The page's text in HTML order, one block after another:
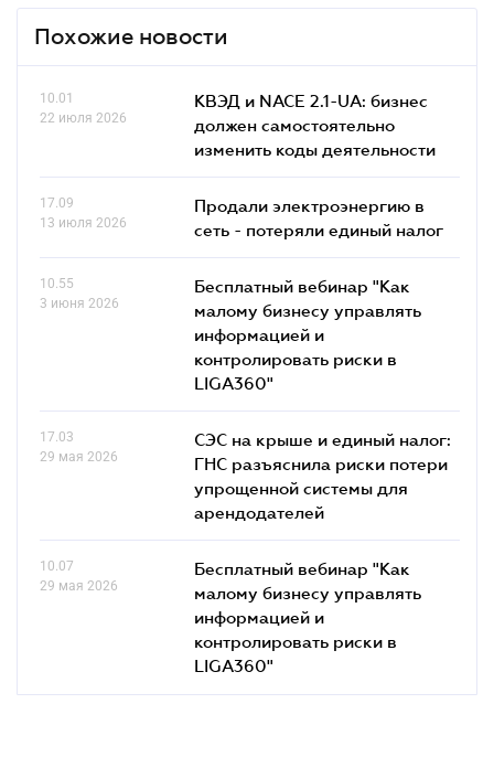
Похожие новости
10.01
22 июля 2026
КВЭД и NACE 2.1-UA: бизнес
должен самостоятельно
изменить коды деятельности
17.09
13 июля 2026
Продали электроэнергию в
сеть - потеряли единый налог
10.55
3 июня 2026
Бесплатный вебинар "Как
малому бизнесу управлять
информацией и
контролировать риски в
LIGA360"
17.03
29 мая 2026
СЭС на крыше и единый налог:
ГНС разъяснила риски потери
упрощенной системы для
арендодателей
10.07
29 мая 2026
Бесплатный вебинар "Как
малому бизнесу управлять
информацией и
контролировать риски в
LIGA360"